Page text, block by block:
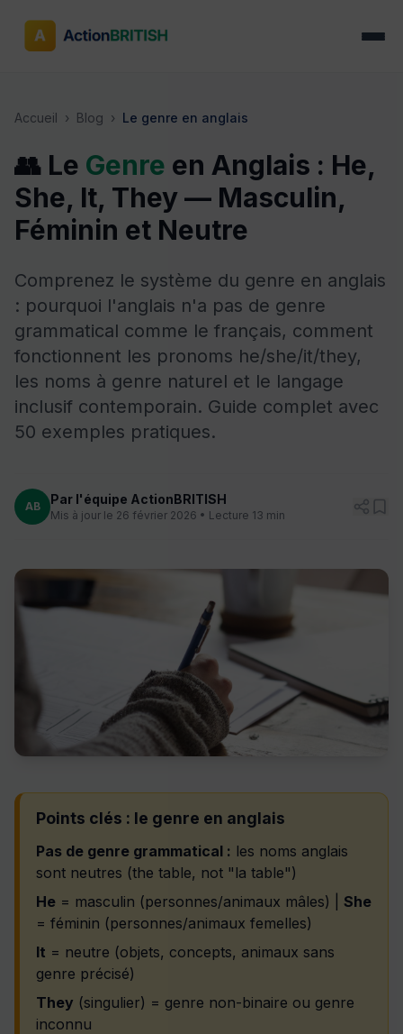
Accueil › Blog › Le genre en anglais
👥 Le Genre en Anglais : He,
She, It, They — Masculin,
Féminin et Neutre
Comprenez le système du genre en anglais
: pourquoi l'anglais n'a pas de genre
grammatical comme le français, comment
fonctionnent les pronoms he/she/it/they,
les noms à genre naturel et le langage
inclusif contemporain. Guide complet avec
50 exemples pratiques.
AB Par l'équipe ActionBRITISH
Mis à jour le 26 février 2026 • Lecture 13 min
Points clés : le genre en anglais
Pas de genre grammatical : les noms anglais
sont neutres (the table, not "la table")
He = masculin (personnes/animaux mâles) | She
= féminin (personnes/animaux femelles)
It = neutre (objets, concepts, animaux sans
genre précisé)
They (singulier) = genre non-binaire ou genre
inconnu